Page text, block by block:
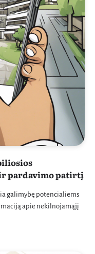
pardavimo patirtį
galimybę potencialiems
apie nekilnojamąjį